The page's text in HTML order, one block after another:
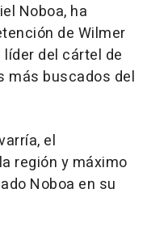
Noboa, ha
de Wilmer
líder del cártel de
más buscados del
el
región y máximo
Noboa en su